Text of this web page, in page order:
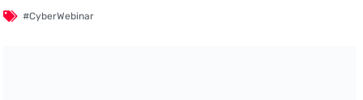
#CyberWebinar